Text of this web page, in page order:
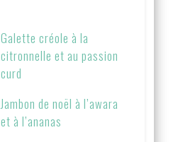
Galette créole à la
citronnelle et au passion
curd
Jambon de noël à l’awara
et à l’ananas